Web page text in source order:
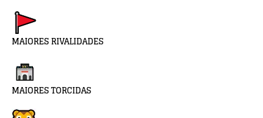
MAIORES RIVALIDADES
MAIORES TORCIDAS